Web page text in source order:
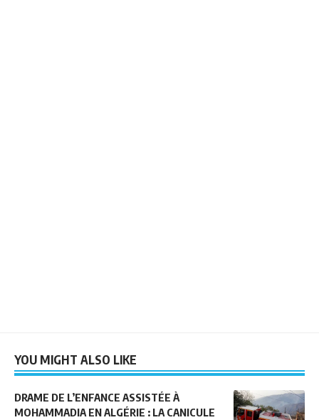
YOU MIGHT ALSO LIKE
DRAME DE L’ENFANCE ASSISTÉE À
MOHAMMADIA EN ALGÉRIE : LA CANICULE